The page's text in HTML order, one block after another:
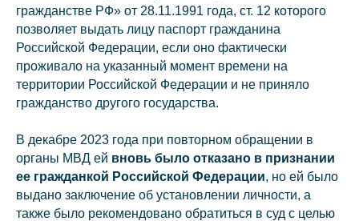
гражданстве РФ» от 28.11.1991 года, ст. 12 которого
позволяет выдать лицу паспорт гражданина
Российской Федерации, если оно фактически
проживало на указанный момент времени на
территории Российской Федерации и не приняло
гражданство другого государства.
В декабре 2023 года при повторном обращении в
органы МВД ей вновь было отказано в признании
ее гражданкой Российской Федерации, но ей было
выдано заключение об установлении личности, а
также было рекомендовано обратиться в суд с целью